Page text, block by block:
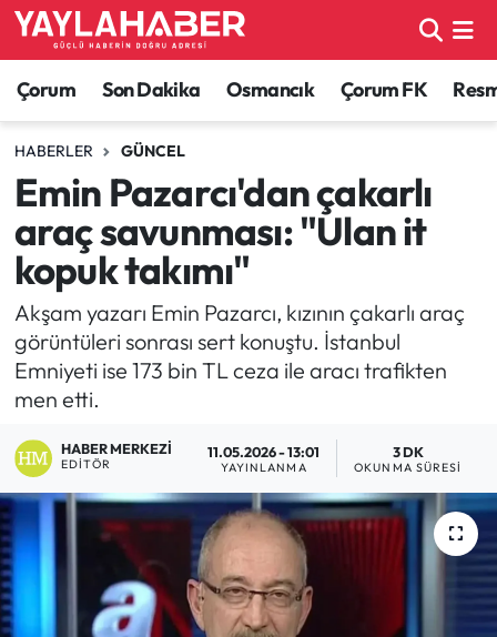
Çorum Son Dakika Osmancık Çorum FK
HABERLER GÜNCEL
Emin Pazarcı'dan çakarlı
araç savunması: "Ulan it
kopuk takımı"
Akşam yazarı Emin Pazarcı, kızının çakarlı araç
görüntüleri sonrası sert konuştu. İstanbul
Emniyeti ise 173 bin TL ceza ile aracı trafikten
men etti.
HABER MERKEZI
EDITÖR
11.05.2026 - 13:01
YAYINLANMA
3 DK
OKUNMA SÜRESI
Alaca Haberleri
Bayat Haberleri
Bilgi - Keşfet Haberleri
Bilim ve Teknoloji
Boğazkale Haberleri
Çorum Haberleri
Eğitim
Ekonomi
Çorum Nöbetçi Eczaneler
Çorum Hava Durumu
Çorum Namaz Vakitleri
Çorum Trafik Yoğunluk Haritası
TFF 1.Lig Puan Durumu ve Fikstür
Tüm Manşetler